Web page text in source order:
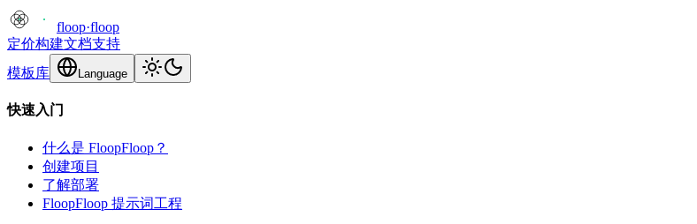
floop·floop
定价构建文档支持
模板库
Language
快速入门
什么是 FloopFloop？
创建项目
了解部署
FloopFloop 提示词工程